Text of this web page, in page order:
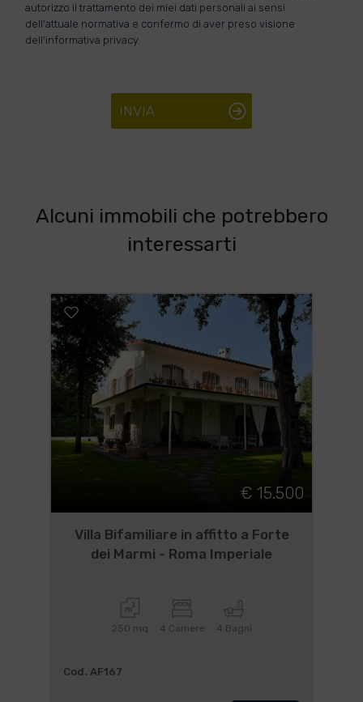
autorizzo il trattamento dei miei dati personali ai sensi
dell'attuale normativa e confermo di aver preso visione
dell'informativa privacy.
INVIA
Alcuni immobili che potrebbero
interessarti
€ 15.500
Villa Bifamiliare in affitto a Forte
dei Marmi - Roma Imperiale
250 mq 4 Camere 4 Bagni
Cod. AF167